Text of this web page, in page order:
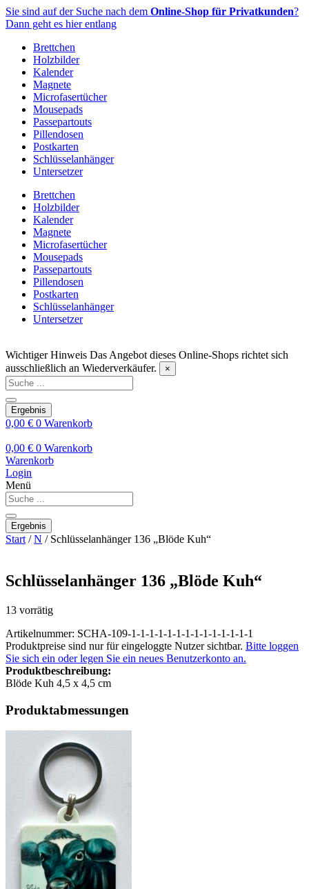
Zum
Inhalt
Sie sind auf der Suche nach dem Online-Shop für Privatkunden?
Dann geht es hier entlang
Brettchen
Holzbilder
Kalender
Magnete
Microfasertücher
Mousepads
Passepartouts
Pillendosen
Postkarten
Schlüsselanhänger
Untersetzer
Brettchen
Holzbilder
Kalender
Magnete
Microfasertücher
Mousepads
Passepartouts
Pillendosen
Postkarten
Schlüsselanhänger
Untersetzer
Wichtiger Hinweis Das Angebot dieses Online-Shops richtet sich
ausschließlich an Wiederverkäufer.
×
Search
...
Ergebnis
0,00 € 0 Warenkorb
0,00 € 0 Warenkorb
Warenkorb
Login
Menü
Search
...
Ergebnis
Start /N / Schlüsselanhänger 136 „Blöde Kuh“
Schlüsselanhänger 136 „Blöde Kuh“
13 vorrätig
Artikelnummer: SCHA-109-1-1-1-1-1-1-1-1-1-1-1-1-1-1
Produktpreise sind nur für eingeloggte Nutzer sichtbar. Bitte loggen
Sie sich ein oder legen Sie ein neues Benutzerkonto an.
Produktbeschreibung:
Blöde Kuh 4,5 x 4,5 cm
Produktabmessungen